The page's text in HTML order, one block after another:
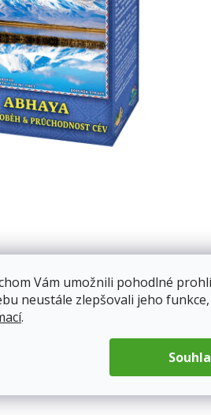
Vám umožnili pohodlné
neustále zlepšovali jeho
.